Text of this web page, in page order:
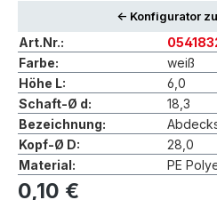
<- Konfigurator
Art.Nr.:
Farbe:
weiß
Höhe L:
6,0
Schaft-Ø d:
18,3
Bezeichnung:
Kopf-Ø D:
28,0
Material:
PE
0,10 €